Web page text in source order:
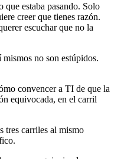
que estaba pasando. Solo
creer que tienes razón.
escuchar que no la
no son estúpidos.
convencer a TI de que la
equivocada, en el carril
tres carriles al mismo